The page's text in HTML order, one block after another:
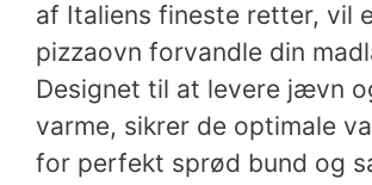
af Italiens fineste retter, vil
pizzaovn forvandle din
Designet til at levere jævn
varme, sikrer de optimale
for perfekt sprød bund og